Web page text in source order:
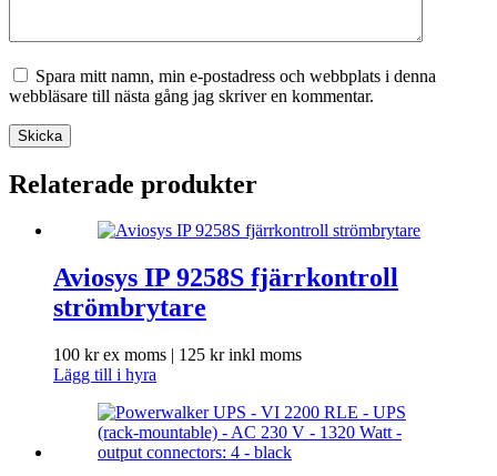
Spara mitt namn, min e-postadress och webbplats i denna
webbläsare till nästa gång jag skriver en kommentar.
Skicka
Relaterade produkter
Aviosys IP 9258S fjärrkontroll
strömbrytare
100 krex moms | 125 krinkl moms
Lägg till i hyra